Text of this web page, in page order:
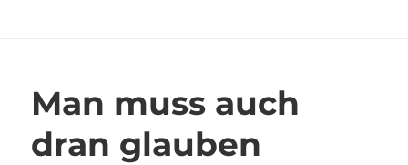
Lesen!
Man muss auch
dran glauben